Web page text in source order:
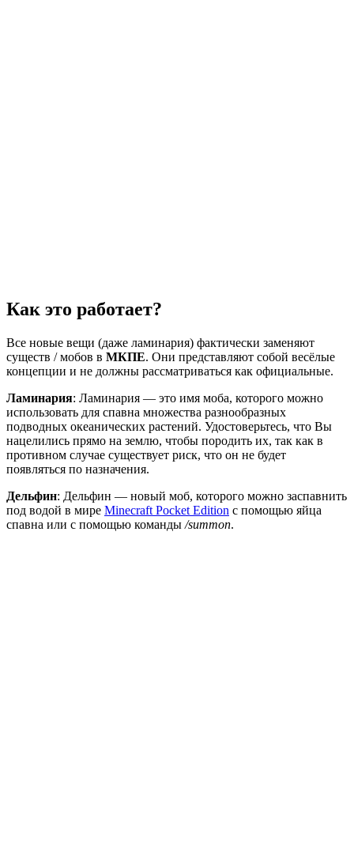
Как это работает?
Все новые вещи (даже ламинария) фактически заменяют
существ / мобов в МКПЕ. Они представляют собой весёлые
концепции и не должны рассматриваться как официальные.
Ламинария: Ламинария — это имя моба, которого можно
использовать для спавна множества разнообразных
подводных океанических растений. Удостоверьтесь, что Вы
нацелились прямо на землю, чтобы породить их, так как в
противном случае существует риск, что он не будет
появляться по назначения.
Дельфин: Дельфин — новый моб, которого можно заспавнить
под водой в мире Minecraft Pocket Edition с помощью яйца
спавна или с помощью команды /summon.